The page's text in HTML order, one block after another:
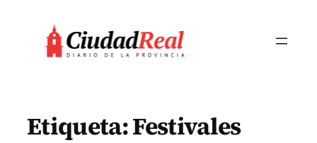
contenido
Etiqueta:Festivales